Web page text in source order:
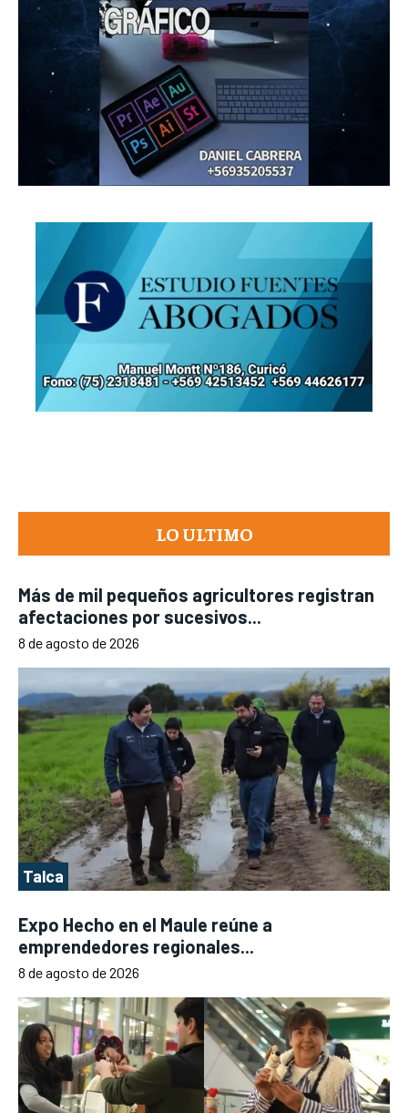
LO ULTIMO
Más de mil pequeños agricultores registran
afectaciones por sucesivos...
8 de agosto de 2026
Talca
Expo Hecho en el Maule reúne a
emprendedores regionales...
8 de agosto de 2026